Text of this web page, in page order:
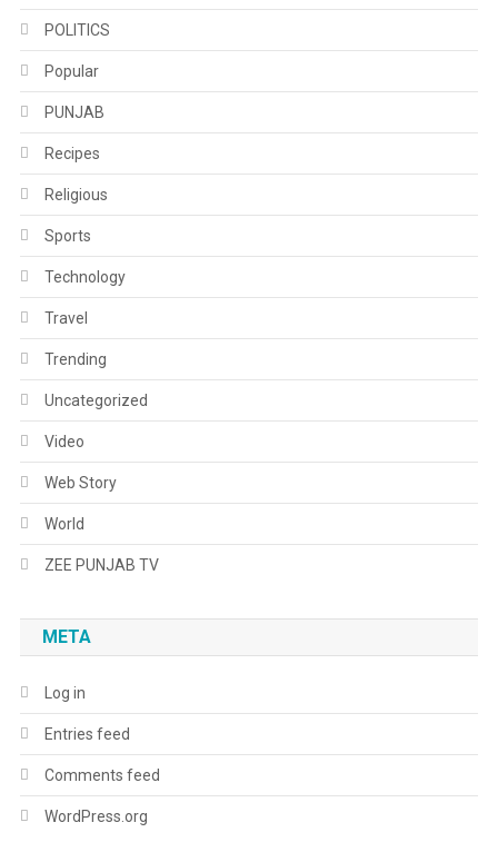
POLITICS
Popular
PUNJAB
Recipes
Religious
Sports
Technology
Travel
Trending
Uncategorized
Video
Web Story
World
ZEE PUNJAB TV
META
Log in
Entries feed
Comments feed
WordPress.org